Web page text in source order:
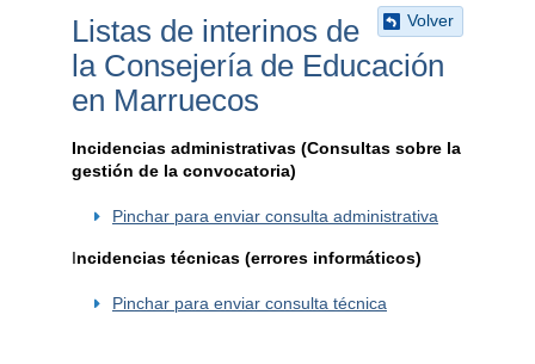
Volver
Listas de interinos de
la Consejería de Educación
en Marruecos
Incidencias administrativas (Consultas sobre la
gestión de la convocatoria)
Pinchar para enviar consulta administrativa
ncidencias técnicas (errores informáticos)
Pinchar para enviar consulta técnica